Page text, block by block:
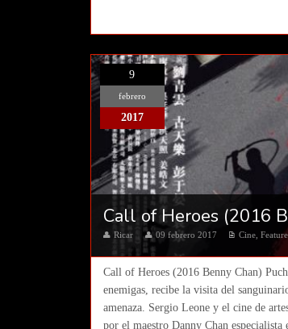
9
febrero
2017
Call of Heroes (2016
Ricar 09 febrero 2017 Cine ,
Call of Heroes (2016 Benny Chan)
enemigas, recibe la visita del
amenaza. Sergio Leone y el cine de
por el maestro Danny Chan especialista